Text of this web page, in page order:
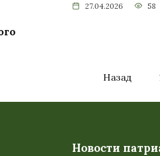
27.04.2026 58
Назад
Новости